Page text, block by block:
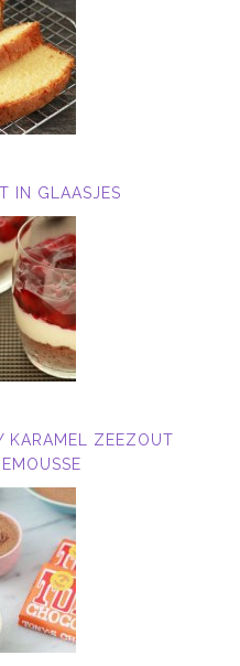
IN GLAASJES
KARAMEL ZEEZOUT